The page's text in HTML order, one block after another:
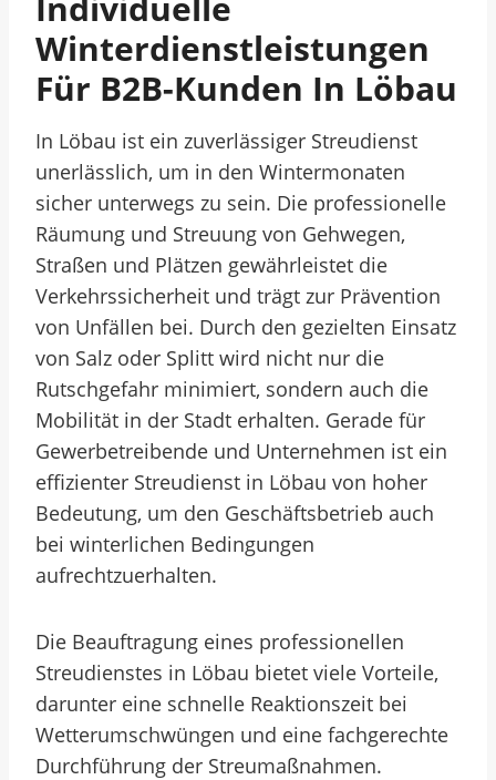
Winterdienstleistungen
Für B2B-Kunden In Löbau
In Löbau ist ein zuverlässiger Streudienst
unerlässlich, um in den Wintermonaten
sicher unterwegs zu sein. Die professionelle
Räumung und Streuung von Gehwegen,
Straßen und Plätzen gewährleistet die
Verkehrssicherheit und trägt zur Prävention
von Unfällen bei. Durch den gezielten Einsatz
von Salz oder Splitt wird nicht nur die
Rutschgefahr minimiert, sondern auch die
Mobilität in der Stadt erhalten. Gerade für
Gewerbetreibende und Unternehmen ist ein
effizienter Streudienst in Löbau von hoher
Bedeutung, um den Geschäftsbetrieb auch
bei winterlichen Bedingungen
aufrechtzuerhalten.
Die Beauftragung eines professionellen
Streudienstes in Löbau bietet viele Vorteile,
darunter eine schnelle Reaktionszeit bei
Wetterumschwüngen und eine fachgerechte
Durchführung der Streumaßnahmen.